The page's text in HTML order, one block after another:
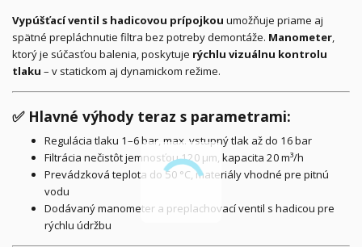
Vypúšťací ventil s hadicovou prípojkou umožňuje priame aj
spätné prepláchnutie filtra bez potreby demontáže. Manometer,
ktorý je súčasťou balenia, poskytuje rýchlu vizuálnu kontrolu
tlaku – v statickom aj dynamickom režime.
✅ Hlavné výhody teraz s parametrami:
Regulácia tlaku 1–6 bar, max. vstupný tlak až do 16 bar
Filtrácia nečistôt jemnosťou 120 µm, kapacita 20 m³/h
Prevádzková teplota do 50 °C, materiály vhodné pre pitnú
vodu
Dodávaný manometer a preplachovací ventil s hadicou pre
rýchlu údržbu